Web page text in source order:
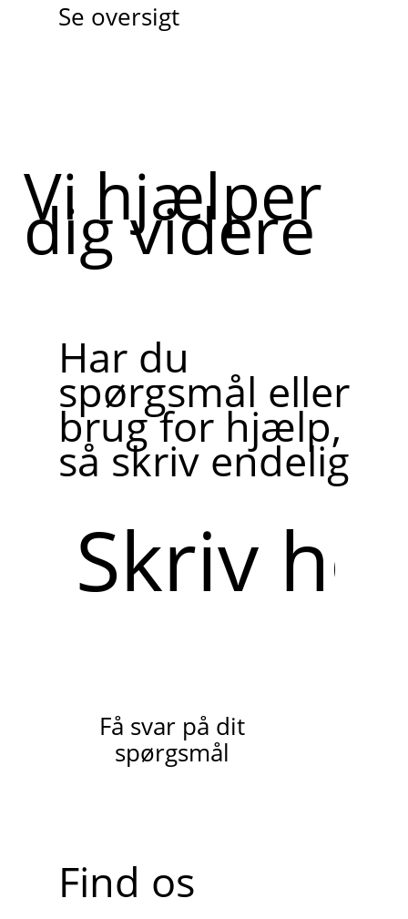
Se oversigt
Vi hjælper
dig videre
Har du
spørgsmål eller
brug for hjælp,
så skriv endelig
her
Få svar på dit
spørgsmål
Find os